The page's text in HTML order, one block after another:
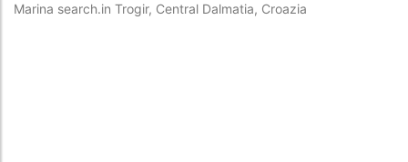
Marina search.in Trogir, Central Dalmatia, Croazia